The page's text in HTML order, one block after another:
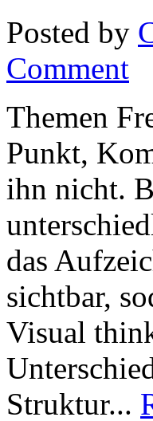
Posted by
Comment
Themen
Punkt,
ihn nicht.
das
sichtbar,
Visual
Struktur...